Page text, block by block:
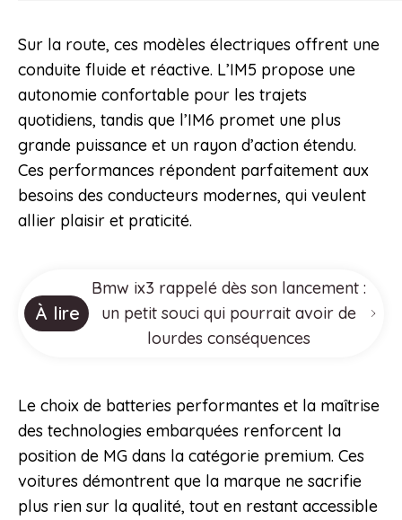
Sur la route, ces modèles électriques offrent une
conduite fluide et réactive. L’IM5 propose une
autonomie confortable pour les trajets
quotidiens, tandis que l’IM6 promet une plus
grande puissance et un rayon d’action étendu.
Ces performances répondent parfaitement aux
besoins des conducteurs modernes, qui veulent
allier plaisir et praticité.
À lire
Bmw ix3 rappelé dès son lancement :
un petit souci qui pourrait avoir de
lourdes conséquences
Le choix de batteries performantes et la maîtrise
des technologies embarquées renforcent la
position de MG dans la catégorie premium. Ces
voitures démontrent que la marque ne sacrifie
plus rien sur la qualité, tout en restant accessible